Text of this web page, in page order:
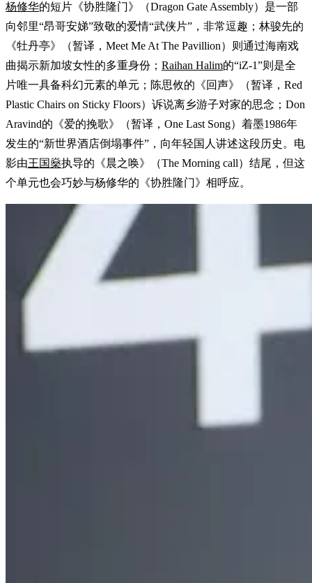
杨修华的短片《协胜隆门》（Dragon Gate Assembly）是一部
向邻里“昂哥安娣”致敬的爱情“武侠片”，非常逗趣；林骏先的
《牡丹亭》（暂译，Meet Me At The Pavillion）则通过海南戏
曲揭示新加坡女性的多重身份； Raihan Halim的“iZ-1”则是全
片唯一具备科幻元素的单元；陈思攸的《回声》（暂译，Red
Plastic Chairs on Sticky Floors）诉说离乡游子对家的思念；Don
Aravind的《爱的挽歌》（暂译，One Last Song）着墨1986年
发生的“新世界酒店倒塌事件”，向年轻国人讲述这段历史。电
影由王国燊执导的《晨之唤》（The Morning call）结尾，但这
个单元也会巧妙与杨修华的《协胜隆门》相呼应。